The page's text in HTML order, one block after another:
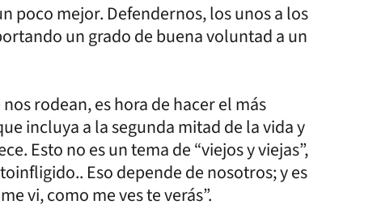
poco mejor. Defendernos, los unos a los
un grado de buena voluntad a un
rodean, es hora de hacer el más
incluya a la segunda mitad de la vida y
Esto no es un tema de “viejos y viejas”,
Eso depende de nosotros; y es
vi, como me ves te verás”.